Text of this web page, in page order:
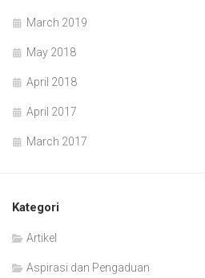
March 2019
May 2018
April 2018
April 2017
March 2017
Kategori
Artikel
Aspirasi dan Pengaduan